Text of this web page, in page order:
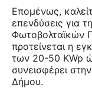
Επομένως,
επενδύσεις για
Φωτοβολταϊκών
προτείνεται η
των 20-50 ΚWp
συνεισφέρει
Δήμου.